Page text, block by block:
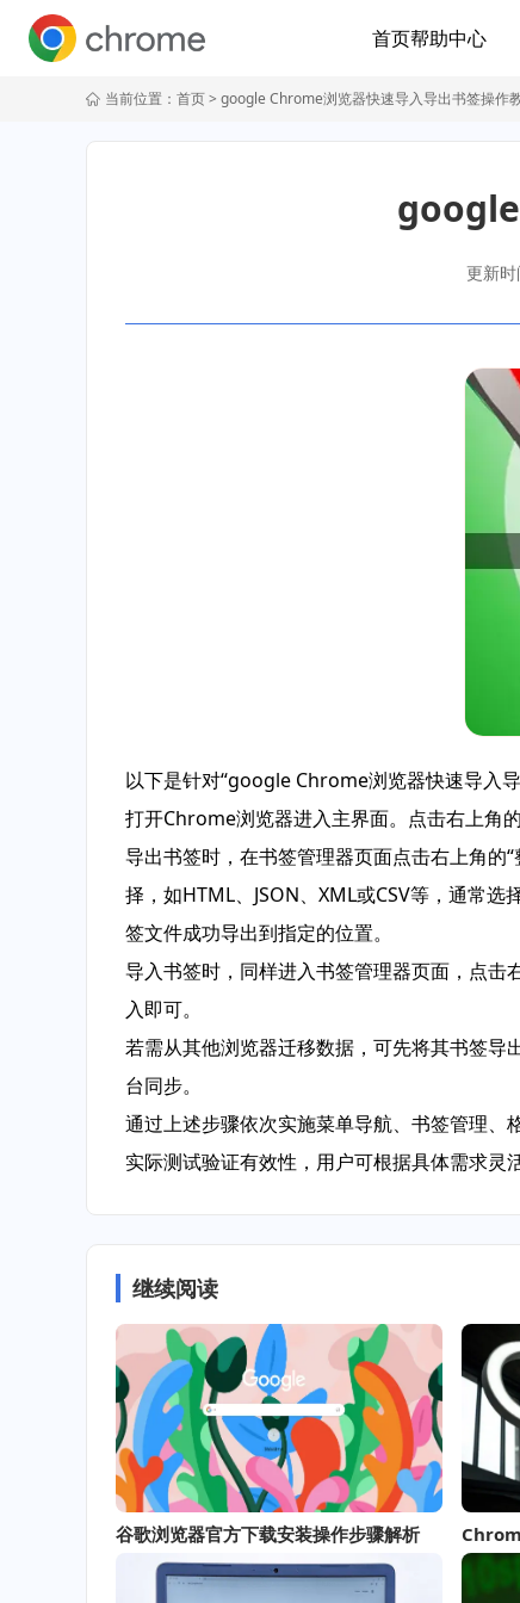
首页帮助中心
当前位置： 首页> google Chrome浏览器快速导入导出书签操作
更新
以下是针对“google Chrome浏览器快速导入
打开Chrome浏览器进入主界面。点击右上角
导出书签时，在书签管理器页面点击右上角的
择，如HTML、JSON、XML或CSV等，通常
签文件成功导出到指定的位置。
导入书签时，同样进入书签管理器页面，点击
入即可。
若需从其他浏览器迁移数据，可先将其书签导
台同步。
通过上述步骤依次实施菜单导航、书签管理
实际测试验证有效性，用户可根据具体需求灵
继续阅读
谷歌浏览器官方下载安装操作步骤解析